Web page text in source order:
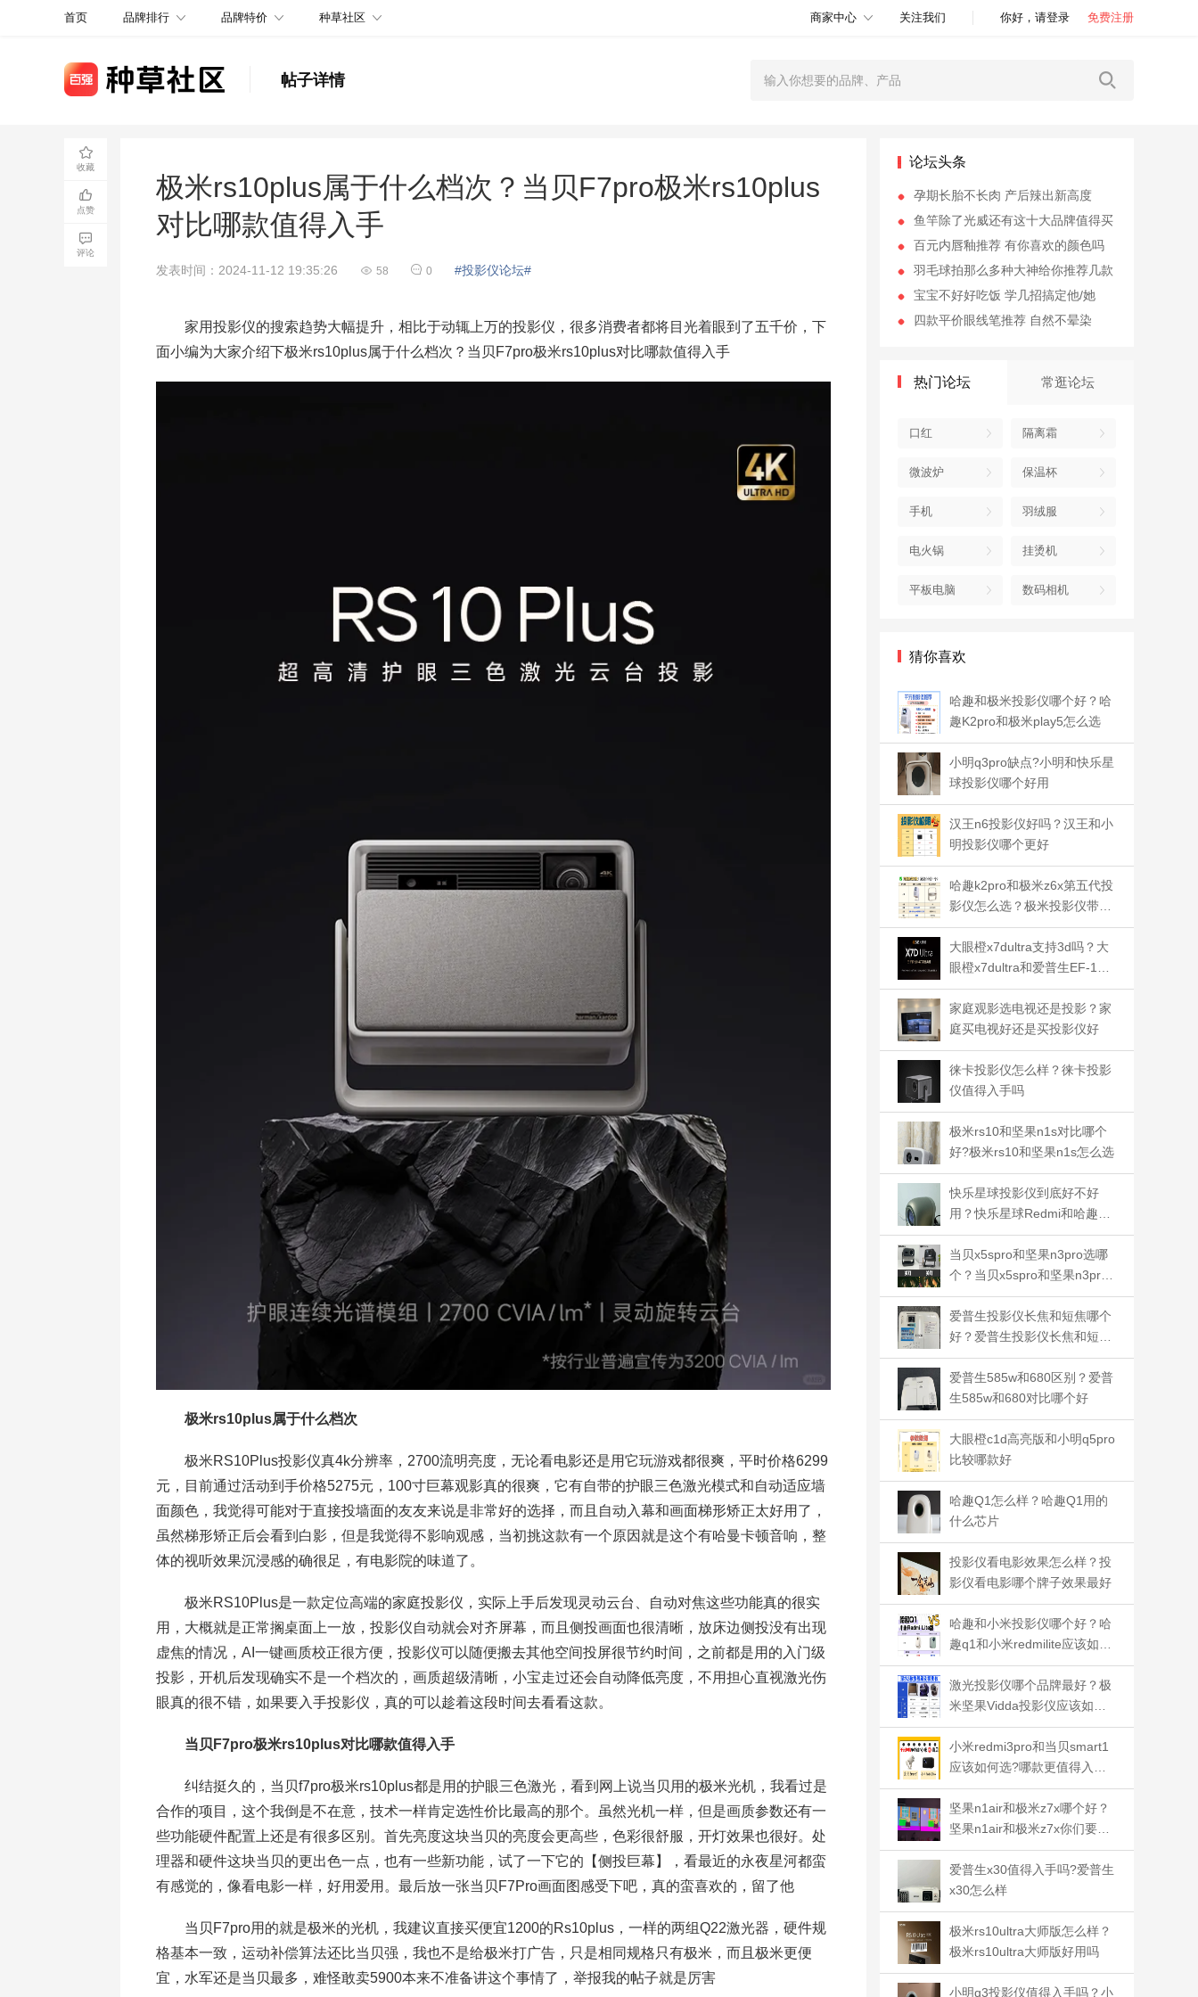
首页 品牌排行 品牌特价 种草社区 商家中心 关注我们 你好，请登录 免费注册
帖子详情
收藏
点赞
评论
极米rs10plus属于什么档次？当贝F7pro极米rs10plus
对比哪款值得入手
发表时间：2024-11-12 19:35:26 58 0 #投影仪论坛#
家用投影仪的搜索趋势大幅提升，相比于动辄上万的投影仪，很多消费者都将目光着眼到了五千价，下
面小编为大家介绍下极米rs10plus属于什么档次？当贝F7pro极米rs10plus对比哪款值得入手
极米rs10plus属于什么档次
极米RS10Plus投影仪真4k分辨率，2700流明亮度，无论看电影还是用它玩游戏都很爽，平时价格6299
元，目前通过活动到手价格5275元，100寸巨幕观影真的很爽，它有自带的护眼三色激光模式和自动适应墙
面颜色，我觉得可能对于直接投墙面的友友来说是非常好的选择，而且自动入幕和画面梯形矫正太好用了，
虽然梯形矫正后会看到白影，但是我觉得不影响观感，当初挑这款有一个原因就是这个有哈曼卡顿音响，整
体的视听效果沉浸感的确很足，有电影院的味道了。
极米RS10Plus是一款定位高端的家庭投影仪，实际上手后发现灵动云台、自动对焦这些功能真的很实
用，大概就是正常搁桌面上一放，投影仪自动就会对齐屏幕，而且侧投画面也很清晰，放床边侧投没有出现
虚焦的情况，AI一键画质校正很方便，投影仪可以随便搬去其他空间投屏很节约时间，之前都是用的入门级
投影，开机后发现确实不是一个档次的，画质超级清晰，小宝走过还会自动降低亮度，不用担心直视激光伤
眼真的很不错，如果要入手投影仪，真的可以趁着这段时间去看看这款。
当贝F7pro极米rs10plus对比哪款值得入手
纠结挺久的，当贝f7pro极米rs10plus都是用的护眼三色激光，看到网上说当贝用的极米光机，我看过是
合作的项目，这个我倒是不在意，技术一样肯定选性价比最高的那个。虽然光机一样，但是画质参数还有一
些功能硬件配置上还是有很多区别。首先亮度这块当贝的亮度会更高些，色彩很舒服，开灯效果也很好。处
理器和硬件这块当贝的更出色一点，也有一些新功能，试了一下它的【侧投巨幕】，看最近的永夜星河都蛮
有感觉的，像看电影一样，好用爱用。最后放一张当贝F7Pro画面图感受下吧，真的蛮喜欢的，留了他
当贝F7pro用的就是极米的光机，我建议直接买便宜1200的Rs10plus，一样的两组Q22激光器，硬件规
格基本一致，运动补偿算法还比当贝强，我也不是给极米打广告，只是相同规格只有极米，而且极米更便
宜，水军还是当贝最多，难怪敢卖5900本来不准备讲这个事情了，举报我的帖子就是厉害
论坛头条
孕期长胎不长肉 产后辣出新高度
鱼竿除了光威还有这十大品牌值得买
百元内唇釉推荐 有你喜欢的颜色吗
羽毛球拍那么多种大神给你推荐几款
宝宝不好好吃饭 学几招搞定他/她
四款平价眼线笔推荐 自然不晕染
热门论坛 常逛论坛
口红 隔离霜
微波炉 保温杯
手机 羽绒服
电火锅 挂烫机
平板电脑 数码相机
猜你喜欢
哈趣和极米投影仪哪个好？哈
趣K2pro和极米play5怎么选
小明q3pro缺点?小明和快乐星
球投影仪哪个好用
汉王n6投影仪好吗？汉王和小
明投影仪哪个更好
哈趣k2pro和极米z6x第五代投
影仪怎么选？极米投影仪带什
么系统
大眼橙x7dultra支持3d吗？大
眼橙x7dultra和爱普生EF-17N
如何选
家庭观影选电视还是投影？家
庭买电视好还是买投影仪好
徕卡投影仪怎么样？徕卡投影
仪值得入手吗
极米rs10和坚果n1s对比哪个
好?极米rs10和坚果n1s怎么选
快乐星球投影仪到底好不好
用？快乐星球Redmi和哈趣投
影仪哪款好用
当贝x5spro和坚果n3pro选哪
个？当贝x5spro和坚果n3pro
哪款好用
爱普生投影仪长焦和短焦哪个
好？爱普生投影仪长焦和短焦
怎么选择
爱普生585w和680区别？爱普
生585w和680对比哪个好
大眼橙c1d高亮版和小明q5pro
比较哪款好
哈趣Q1怎么样？哈趣Q1用的
什么芯片
投影仪看电影效果怎么样？投
影仪看电影哪个牌子效果最好
哈趣和小米投影仪哪个好？哈
趣q1和小米redmilite应该如何
选
激光投影仪哪个品牌最好？极
米坚果Vidda投影仪应该如何
选
小米redmi3pro和当贝smart1
应该如何选?哪款更值得入手
呢
坚果n1air和极米z7x哪个好？
坚果n1air和极米z7x你们要哪
个
爱普生x30值得入手吗?爱普生
x30怎么样
极米rs10ultra大师版怎么样？
极米rs10ultra大师版好用吗
小明q3投影仪值得入手吗？小